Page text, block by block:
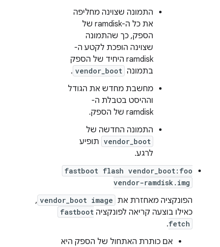
התמונה שצוינה מחליפה
את כל ה-ramdisk של
הספק, כך שהתמונה
שצוינה הופכת לקטע ה-
ramdisk היחיד של הספק
בתמונה vendor_boot
.
מחשבת מחדש את הגודל
וההיסט בטבלת ה-
ramdisk של הספק.
התמונה החדשה של
vendor_boot תופיע
לרגע.
fastboot flash vendor_boot:foo
vendor-ramdisk.img
הפונקציה מאחזרת את vendor_boot image
,
כאילו בוצעה קריאה לפונקציה fastboot
fetch
.
אם כותרת האתחול של הספק היא